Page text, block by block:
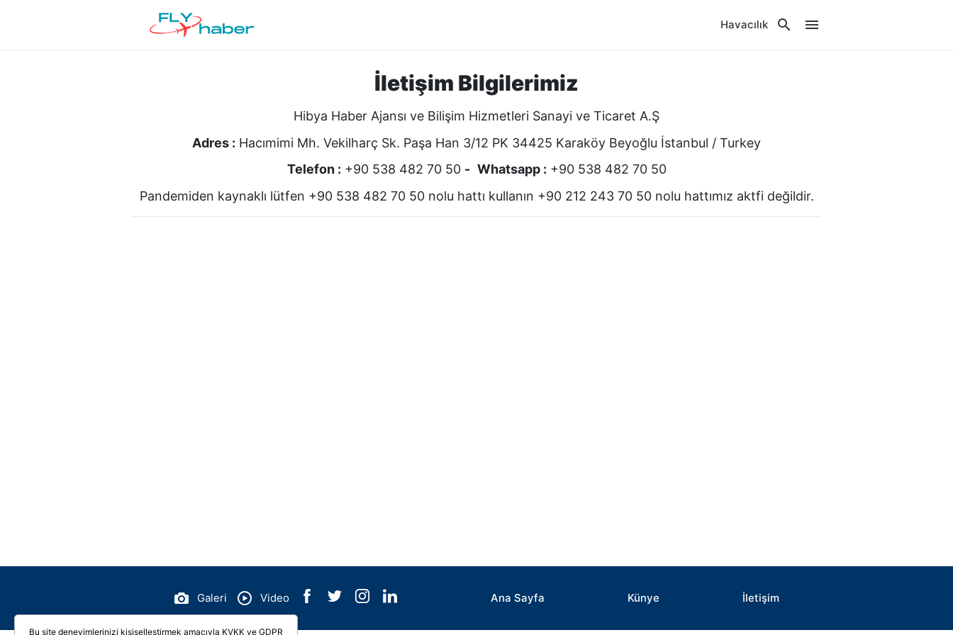
Havacılık
İletişim Bilgilerimiz
Hibya Haber Ajansı ve Bilişim Hizmetleri Sanayi ve Ticaret A.Ş
Adres : Hacımimi Mh. Vekilharç Sk. Paşa Han 3/12 PK 34425 Karaköy Beyoğlu İstanbul / Turkey
Telefon : +90 538 482 70 50 - Whatsapp : +90 538 482 70 50
Pandemiden kaynaklı lütfen +90 538 482 70 50 nolu hattı kullanın +90 212 243 70 50 nolu hattımız aktfi değildir.
Galeri Video Ana Sayfa Künye İletişim
Bu site deneyimlerinizi kişiselleştirmek amacıyla KVKK ve GDPR